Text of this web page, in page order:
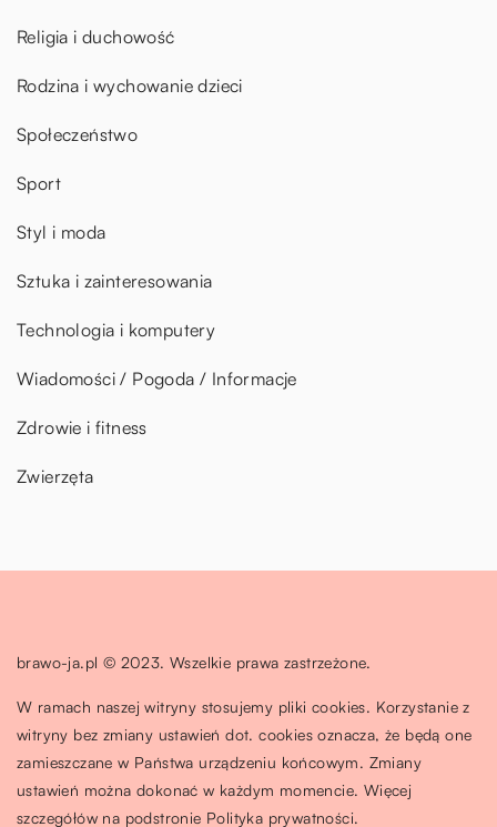
Religia i duchowość
Rodzina i wychowanie dzieci
Społeczeństwo
Sport
Styl i moda
Sztuka i zainteresowania
Technologia i komputery
Wiadomości / Pogoda / Informacje
Zdrowie i fitness
Zwierzęta
brawo-ja.pl © 2023. Wszelkie prawa zastrzeżone.
W ramach naszej witryny stosujemy pliki cookies. Korzystanie z
witryny bez zmiany ustawień dot. cookies oznacza, że będą one
zamieszczane w Państwa urządzeniu końcowym. Zmiany
ustawień można dokonać w każdym momencie. Więcej
szczegółów na podstronie Polityka prywatności.